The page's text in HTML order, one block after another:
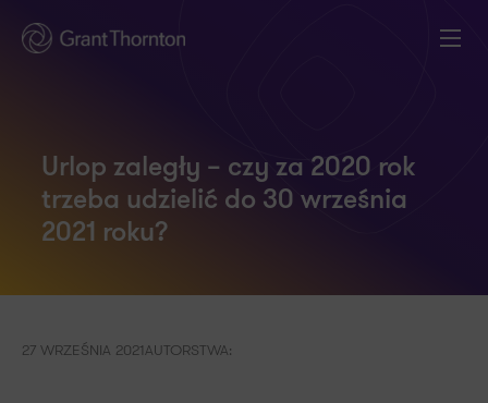
Urlop zaległy – czy za 2020 rok
trzeba udzielić do 30 września
2021 roku?
27 WRZEŚNIA 2021AUTORSTWA: